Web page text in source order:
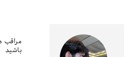
مراقب
باشید